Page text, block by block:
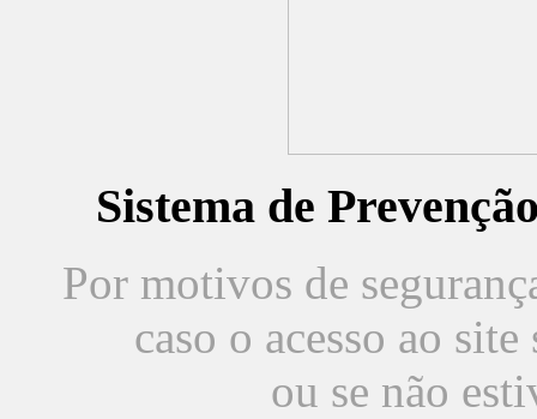
Sistema de
Por motivos de
caso o acesso ao
ou se não